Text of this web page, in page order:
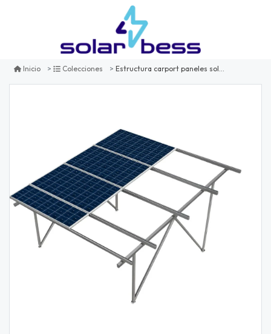
Inicio Colecciones Estructura carport paneles solares 2x5 tipo w para 2 vehículos